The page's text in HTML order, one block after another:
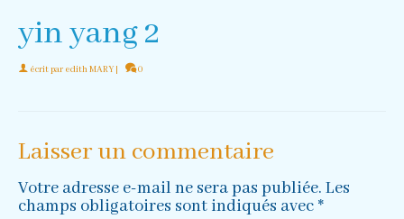
yin yang 2
écrit par edith MARY 0
Laisser un commentaire
Votre adresse e-mail ne sera pas publiée. Les
champs obligatoires sont indiqués avec *